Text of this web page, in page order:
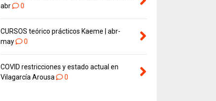
abr
0
CURSOS teórico prácticos Kaeme | abr-
may
0
COVID restricciones y estado actual en
Vilagarcía Arousa
0